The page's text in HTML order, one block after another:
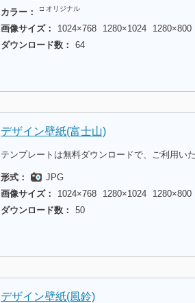
カラー：
□ オリジナル
画像サイズ： 1024×768 1280×1024
1280×800
ダウンロード数：
64
デザイン壁紙(富士山)
テンプレートは無料ダウンロードで、ご利用い
形式：
JPG
画像サイズ：
1024×768 1280×1024
1280×800
ダウンロード数：
50
デザイン壁紙(風鈴)